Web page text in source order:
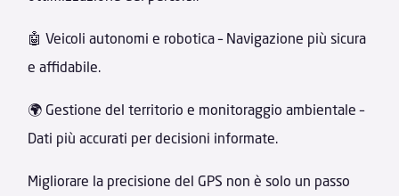
🤖 Veicoli autonomi e robotica – Navigazione più sicura
e affidabile.
🌍 Gestione del territorio e monitoraggio ambientale –
Dati più accurati per decisioni informate.
Migliorare la precisione del GPS non è solo un passo